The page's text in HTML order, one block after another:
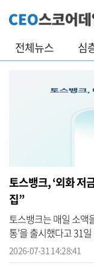
전체뉴스 심
토스뱅크, ‘외화 저
집”
토스뱅크는 매일 소액
통’을 출시했다고 31
잡한 환전 절차 없이도
2026-07-31 14:28:41